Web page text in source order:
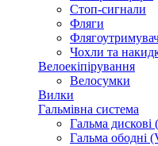
Стоп-сигнали
Фляги
Чохли та
Велоекіпірування
Велосумки
Вилки
Гальмівна система
Гальма дискові
Гальма ободні